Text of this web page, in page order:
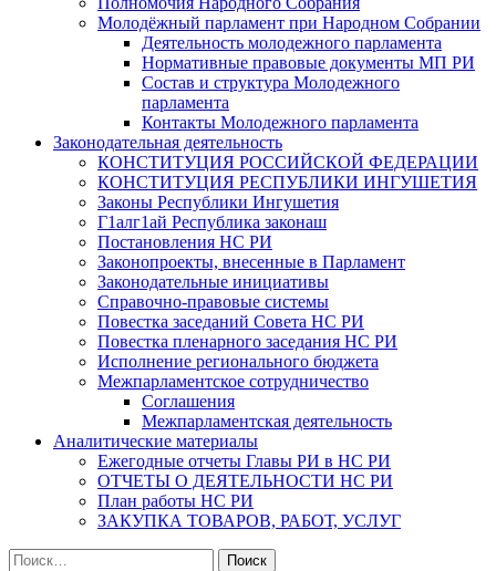
Молодёжный парламент при Народном Собрании
Деятельность молодежного парламента
Нормативные правовые документы МП РИ
Состав и структура Молодежного
парламента
Контакты Молодежного парламента
Законодательная деятельность
КОНСТИТУЦИЯ РОССИЙСКОЙ ФЕДЕРАЦИИ
КОНСТИТУЦИЯ РЕСПУБЛИКИ ИНГУШЕТИЯ
Законы Республики Ингушетия
Г1алг1ай Республика законаш
Постановления НС РИ
Законопроекты, внесенные в Парламент
Законодательные инициативы
Справочно-правовые системы
Повестка заседаний Совета НС РИ
Повестка пленарного заседания НС РИ
Исполнение регионального бюджета
Межпарламентское сотрудничество
Соглашения
Межпарламентская деятельность
Аналитические материалы
Ежегодные отчеты Главы РИ в НС РИ
ОТЧЕТЫ О ДЕЯТЕЛЬНОСТИ НС РИ
План работы НС РИ
ЗАКУПКА ТОВАРОВ, РАБОТ, УСЛУГ
Найти: